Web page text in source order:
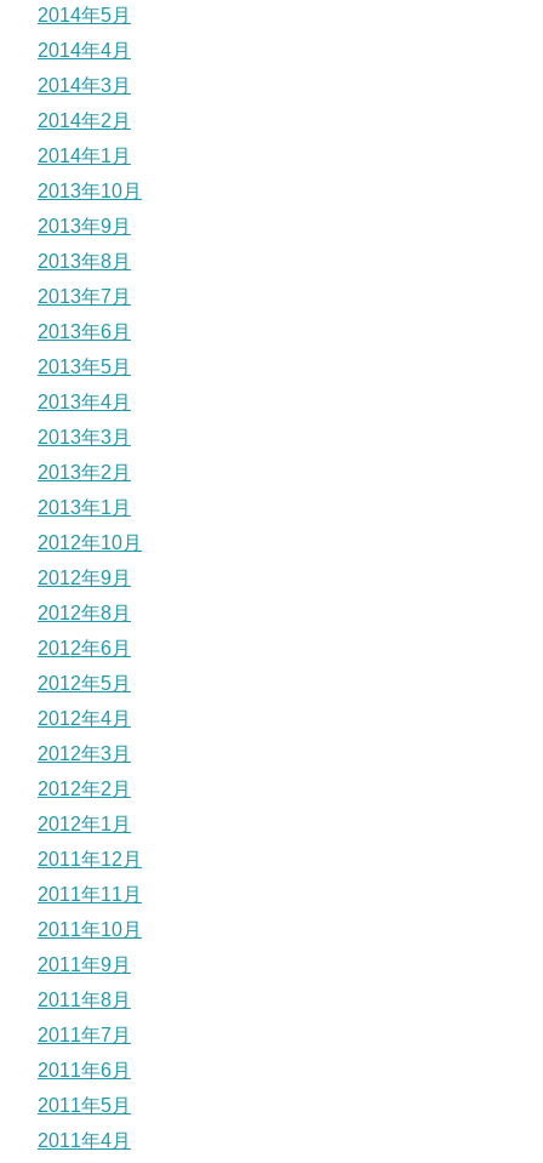
2014年5月
2014年4月
2014年3月
2014年2月
2014年1月
2013年10月
2013年9月
2013年8月
2013年7月
2013年6月
2013年5月
2013年4月
2013年3月
2013年2月
2013年1月
2012年10月
2012年9月
2012年8月
2012年6月
2012年5月
2012年4月
2012年3月
2012年2月
2012年1月
2011年12月
2011年11月
2011年10月
2011年9月
2011年8月
2011年7月
2011年6月
2011年5月
2011年4月